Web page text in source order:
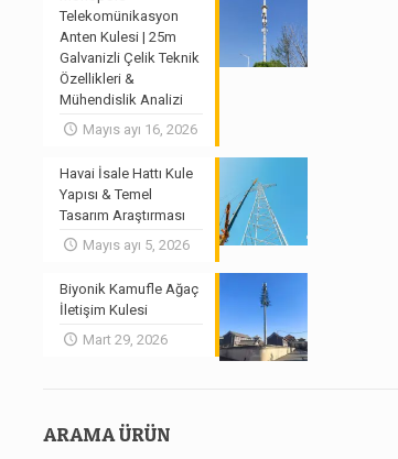
Telekomünikasyon
Anten Kulesi | 25m
Galvanizli Çelik Teknik
Özellikleri &
Mühendislik Analizi
Mayıs ayı 16, 2026
Havai İsale Hattı Kule
Yapısı & Temel
Tasarım Araştırması
Mayıs ayı 5, 2026
Biyonik Kamufle Ağaç
İletişim Kulesi
Mart 29, 2026
ARAMA ÜRÜN